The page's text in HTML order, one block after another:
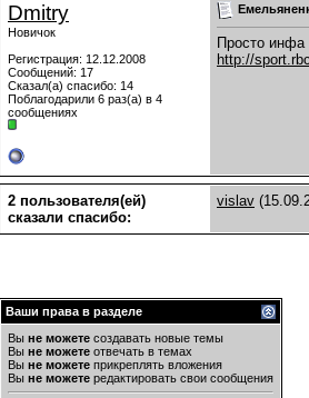
Dmitry
Новичок
Регистрация: 12.12.2008
Сообщений: 17
Сказал(а) спасибо: 14
Поблагодарили 6 раз(а) в 4
сообщениях
Просто инфа
http://
2 пользователя(ей)
сказали cпасибо:
vislav
Ваши права в разделе
Вы не можете создавать новые темы
Вы не можете отвечать в темах
Вы не можете прикреплять вложения
Вы не можете редактировать свои сообщения